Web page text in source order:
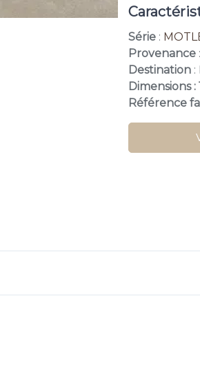
Série :
Provenance
Destination :
Dimensions
Référence